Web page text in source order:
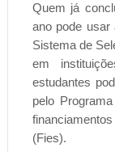
Quem já
ano pode
Sistema de
em
estudantes
pelo
(Fies).